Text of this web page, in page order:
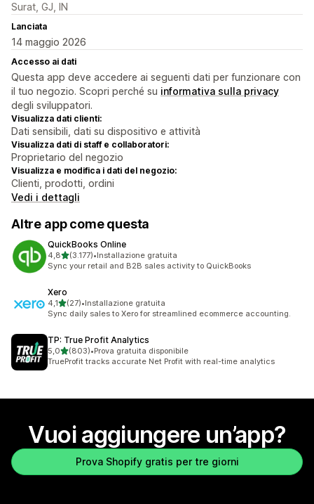
Surat, GJ, IN
Lanciata
14 maggio 2026
Accesso ai dati
Questa app deve accedere ai seguenti dati per funzionare con
il tuo negozio. Scopri perché su informativa sulla privacy
degli sviluppatori.
Visualizza dati clienti:
Dati sensibili, dati su dispositivo e attività
Visualizza dati di staff e collaboratori:
Proprietario del negozio
Visualizza e modifica i dati del negozio:
Clienti, prodotti, ordini
Vedi i dettagli
Altre app come questa
QuickBooks Online
4,8stelle su 5
(3.177)
3177 recensioni totali
•Installazione gratuita
Sync your retail and B2B sales activity to QuickBooks
Xero
4,1stelle su 5
(27)
27 recensioni totali
•Installazione gratuita
Sync daily sales to Xero for streamlined ecommerce accounting.
TP: True Profit Analytics
5,0stelle su 5
(803)
803 recensioni totali
•Prova gratuita disponibile
TrueProfit tracks accurate Net Profit with real-time analytics
Vuoi aggiungere un’app?
Prova Shopify gratis per tre giorni